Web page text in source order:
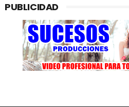
PUBLICIDAD